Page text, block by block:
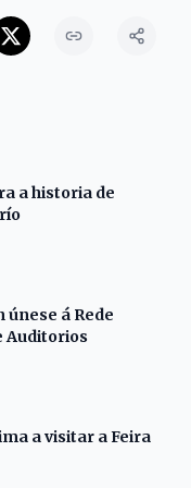
a historia de
únese á Rede
Auditorios
a visitar a Feira